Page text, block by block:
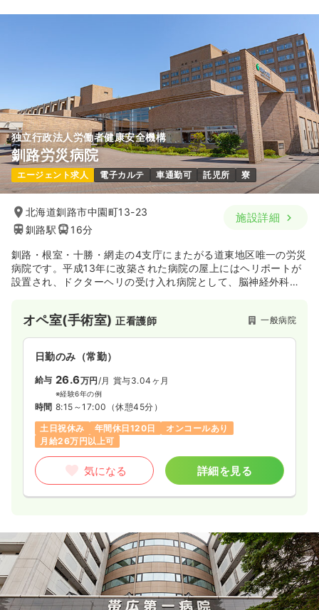
独立行政法人労働者健康安全機構
釧路労災病院
エージェント求人 電子カルテ 車通勤可 託児所 寮
北海道釧路市中園町13-23
釧路駅
16分
施設詳細
釧路・根室・十勝・網走の4支庁にまたがる道東地区唯一の労災
病院です。平成13年に改築された病院の屋上にはヘリポートが
設置され、ドクターヘリの受け入れ病院として、脳神経外科や
オペ室(手術室)正看護師 一般病院
日勤のみ（常勤）
給与 26.6万円/月 賞与3.04ヶ月
※経験6年の例
時間 8:15～17:00 （休憩45分）
土日祝休み
年間休日120日
オンコールあり
月給26万円以上可
気になる 詳細を見る